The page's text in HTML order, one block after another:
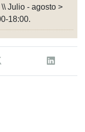
Julio - agosto >
18:00.